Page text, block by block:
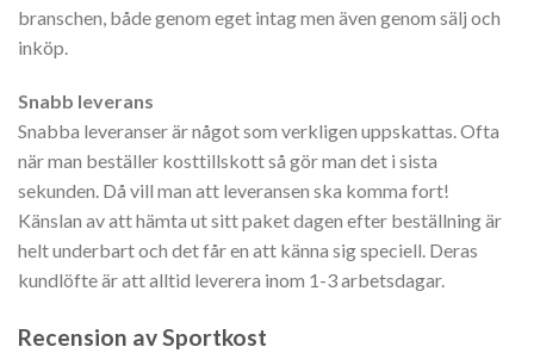
branschen, både genom eget intag men även genom sälj och
inköp.
Snabb leverans
Snabba leveranser är något som verkligen uppskattas. Ofta
när man beställer kosttillskott så gör man det i sista
sekunden. Då vill man att leveransen ska komma fort!
Känslan av att hämta ut sitt paket dagen efter beställning är
helt underbart och det får en att känna sig speciell. Deras
kundlöfte är att alltid leverera inom 1-3 arbetsdagar.
Recension av Sportkost